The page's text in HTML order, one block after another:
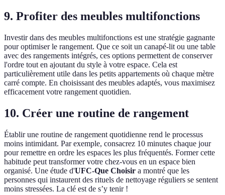
9. Profiter des meubles multifonctions
Investir dans des meubles multifonctions est une stratégie gagnante
pour optimiser le rangement. Que ce soit un canapé-lit ou une table
avec des rangements intégrés, ces options permettent de conserver
l'ordre tout en ajoutant du style à votre espace. Cela est
particulièrement utile dans les petits appartements où chaque mètre
carré compte. En choisissant des meubles adaptés, vous maximisez
efficacement votre rangement quotidien.
10. Créer une routine de rangement
Établir une routine de rangement quotidienne rend le processus
moins intimidant. Par exemple, consacrez 10 minutes chaque jour
pour remettre en ordre les espaces les plus fréquentés. Former cette
habitude peut transformer votre chez-vous en un espace bien
organisé. Une étude d'UFC-Que Choisir a montré que les
personnes qui instaurent des rituels de nettoyage réguliers se sentent
moins stressées. La clé est de s’y tenir !